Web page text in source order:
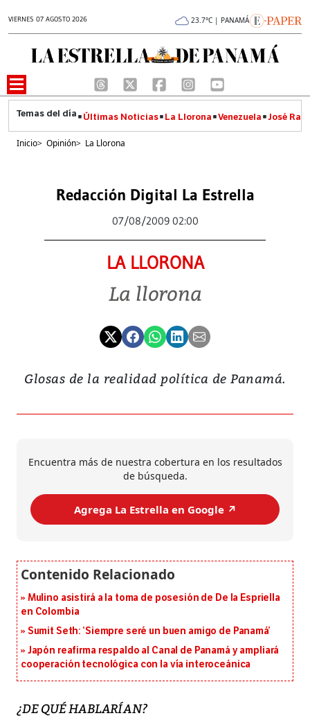
VIERNES 07 AGOSTO 2026 23.7°C | PANAMÁ
Últimas Noticias La Llorona Venezuela José
Inicio> Opinión> La Llorona
Redacción Digital La Estrella
07/08/2009 02:00
LA LLORONA
La llorona
Glosas de la realidad política de Panamá.
Encuentra más de nuestra cobertura en los resultados
de búsqueda.
Agrega La Estrella en Google ↗️
Mulino asistirá a la toma de posesión de De la Espriella
en Colombia
Sumit Seth: ‘Siempre seré un buen amigo de Panamá’
Japón reafirma respaldo al Canal de Panamá y ampliará
cooperación tecnológica con la vía interoceánica
¿DE QUÉ HABLARÍAN?